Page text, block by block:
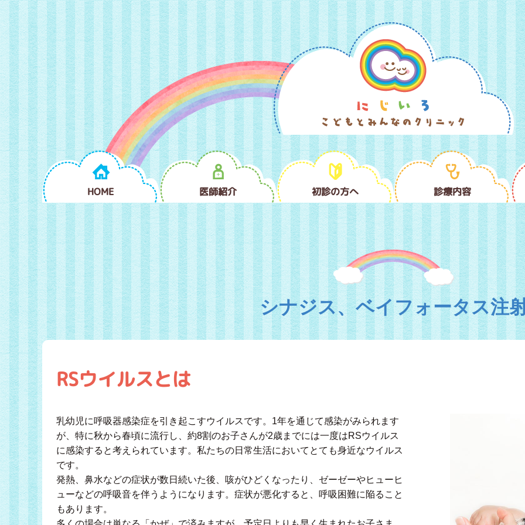
HOME 医師紹介 初診の方へ 診療内容
シナジス、ベイフォータス注
RSウイルスとは
乳幼児に呼吸器感染症を引き起こすウイルスです。1年を通じて感染がみられます
が、特に秋から春頃に流行し、約8割のお子さんが2歳までには一度はRSウイルス
に感染すると考えられています。私たちの日常生活においてとても身近なウイルス
です。
発熱、鼻水などの症状が数日続いた後、咳がひどくなったり、ゼーゼーやヒューヒ
ューなどの呼吸音を伴うようになります。症状が悪化すると、呼吸困難に陥ること
もあります。